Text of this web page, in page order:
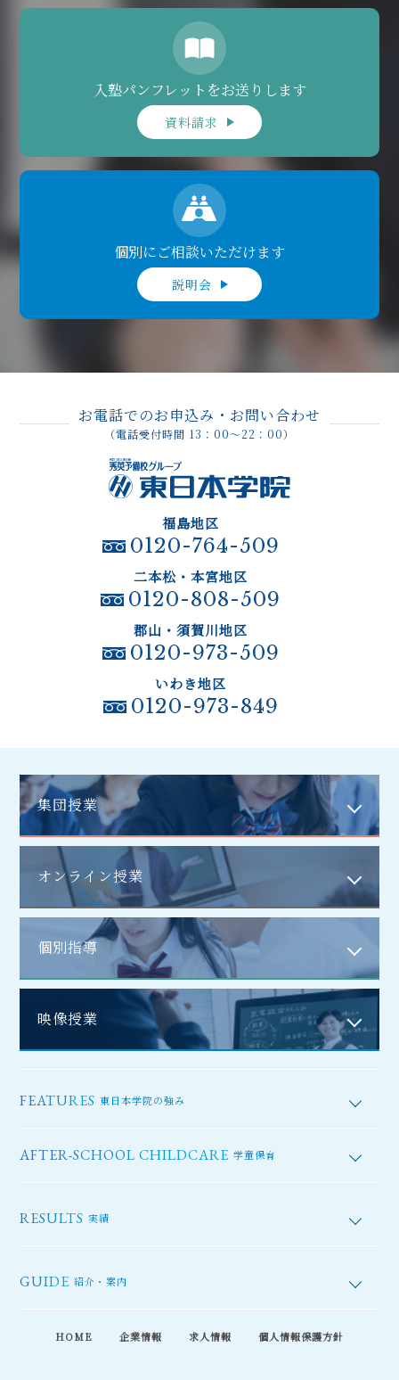
入塾パンフレットをお送りします
資料請求
個別にご相談いただけます
説明会
お電話でのお申込み・お問い合わせ
（電話受付時間 13：00～22：00）
福島地区
0120-764-509
二本松・本宮地区
0120-808-509
郡山・須賀川地区
0120-973-509
いわき地区
0120-973-849
集団授業
オンライン授業
個別指導
映像授業
FEATURES 東日本学院の強み
AFTER-SCHOOL CHILDCARE 学童保育
RESULTS 実績
GUIDE 紹介・案内
HOME 企業情報 求人情報 個人情報保護方針